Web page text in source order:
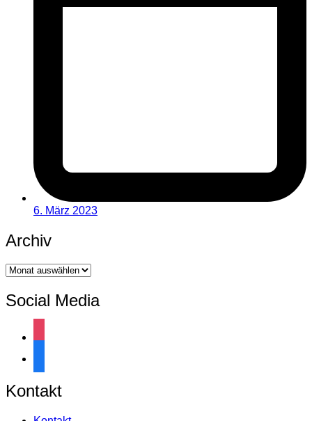
6. März 2023
Archiv
Archiv
Social Media
Kontakt